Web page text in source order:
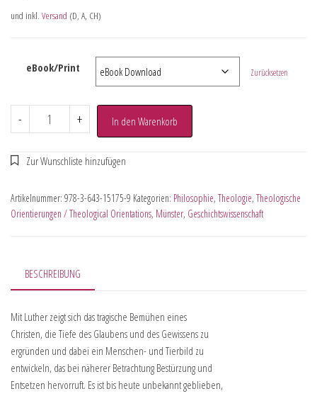
und inkl. Versand (D, A, CH)
eBook/Print Zurücksetzen
- + In den Warenkorb
Artikelnummer: 978-3-643-15175-9 Kategorien: Philosophie, Theologie, Theologische
Orientierungen / Theological Orientations, Münster, Geschichtswissenschaft
BESCHREIBUNG
Mit Luther zeigt sich das tragische Bemühen eines
Christen, die Tiefe des Glaubens und des Gewissens zu
ergründen und dabei ein Menschen- und Tierbild zu
entwickeln, das bei näherer Betrachtung Bestürzung und
Entsetzen hervorruft. Es ist bis heute unbekannt geblieben,